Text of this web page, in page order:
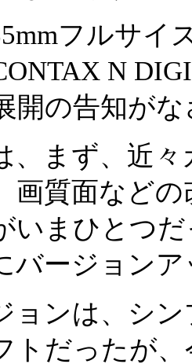
フルサイ
N
開の告知が
まず、近々
画質面など
いまひとつ
バージョン
ンは、シン
トだったが